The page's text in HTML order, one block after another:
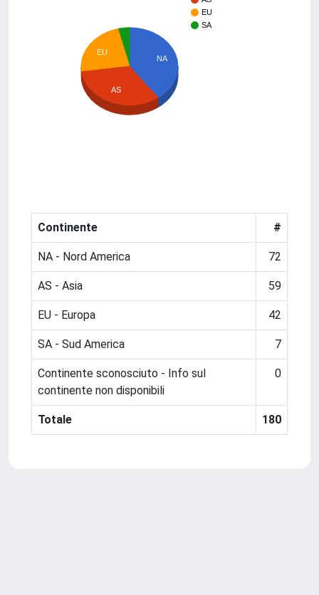
EU
SA
NA
EU
AS
Continente #
NA - Nord America 72
AS - Asia 59
EU - Europa 42
SA - Sud America 7
Continente sconosciuto - Info sul
continente non disponibili
0
Totale 180